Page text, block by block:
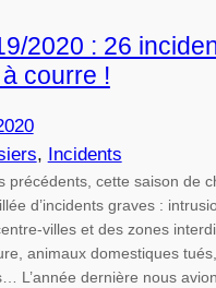
2020 : 26
courre !
, Incidents
précédents, cette saison de
d’incidents graves :
villes et des zones
animaux domestiques
L’année dernière nous